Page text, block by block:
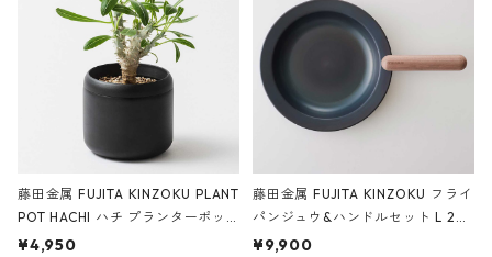
藤田金属 FUJITA KINZOKU PLANT
POT HACHI ハチ プランターポッ
ト 3号 ブラック
¥4,950
藤田金属 FUJITA KINZOKU フライ
パンジュウ&ハンドルセット L 24c
m ガス火・IH対応 鉄フライパン
¥9,900